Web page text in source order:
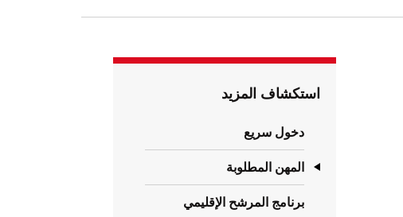
استكشاف المزيد
دخول سريع
المهن المطلوبة
برنامج المرشح الإقليمي